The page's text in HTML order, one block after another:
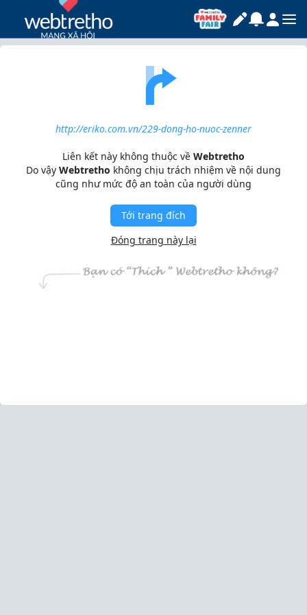
http://eriko.com.vn/229-dong-ho-nuoc-zenner
Liên kết này không thuộc về Webtretho
Do vậy Webtretho không chịu trách nhiệm về nội dung
cũng như mức độ an toàn của người dùng
Tới trang đích
Đóng trang này lại